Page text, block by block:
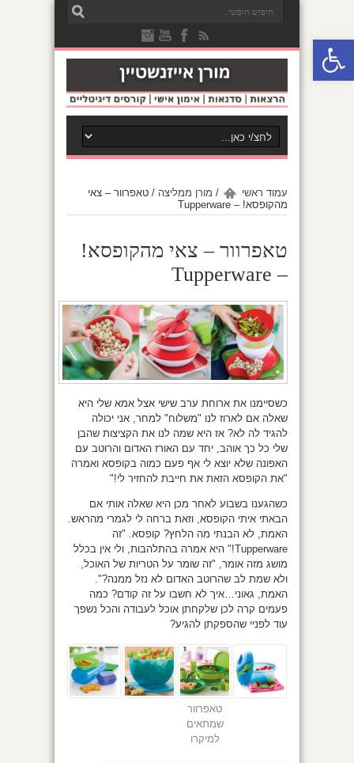
פתח סרגל נגישות
עמוד ראשי / מורן ממליצה / טאפרוור – צאי
מהקופסא! – Tupperware
טאפרוור – צאי מהקופסא!
– Tupperware
כשסיימנו את ארוחת ערב שישי אצל אמא שלי היא
שאלה אם לארוז לנו "משלוח" למחר, אני יכולה
להגיד לה לא? אז היא שמה לנו את הקציצות שהבן
שלי כל כך אוהב, יחד עם האורז האדום והרוטב עם
האפונה שלא יוצא לי אף פעם כמוה בקופסא ואמרה
"את הקופסא הזאת את חייבת להחזיר לי!"
כשהגענו בשבוע לאחר מכן היא שאלה אותי אם
הבאתי איתי הקופסא, וזאת ברחה לי לגמרי מהראש.
האמת, לא הבנתי מה הלחץ? קופסא. "זה
Tupperware!" היא אמרה בהתלהבות, ולי אין בכלל
מושג מזה אומר, "זה שומר על הטריות של האוכל,
ולא שמת לב שהרוטב האדום לא נזל ממנה?".
האמת, גאוני…איך לא חשבו על זה קודם? כמה
פעמים קרה לכן שלקחתן אוכל לעבודה והכל נשפך
עוד לפניי שהספקתן להגיע?
טאפרוור
שמתאים
למיקרו